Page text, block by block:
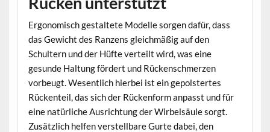
Ergonomisch gestaltete Modelle sorgen dafür, dass
das Gewicht des Ranzens gleichmäßig auf den
Schultern und der Hüfte verteilt wird, was eine
gesunde Haltung fördert und Rückenschmerzen
vorbeugt. Wesentlich hierbei ist ein gepolstertes
Rückenteil, das sich der Rückenform anpasst und für
eine natürliche Ausrichtung der Wirbelsäule sorgt.
Zusätzlich helfen verstellbare Gurte dabei, den